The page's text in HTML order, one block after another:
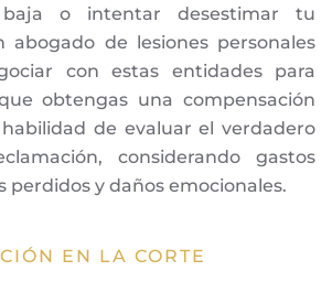
baja o intentar desestimar tu
abogado de lesiones personales
con estas entidades para
obtengas una compensación
de evaluar el verdadero
considerando gastos
perdidos y daños emocionales.
EN LA CORTE